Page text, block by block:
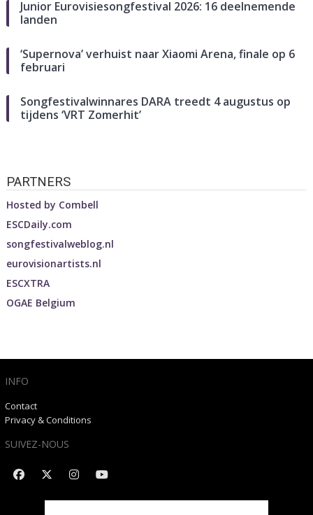
Junior Eurovisiesongfestival 2026: 16 deelnemende
landen
‘Supernova’ verhuist naar Xiaomi Arena, finale op 6
februari
Songfestivalwinnares DARA treedt 4 augustus op
tijdens ‘VRT Zomerhit’
PARTNERS
Hosted by Combell
ESCDaily.com
songfestivalweblog.nl
eurovisionartists.nl
ESCXTRA
OGAE Belgium
INFO
Contact
Privacy & Conditions
SUIVEZ-NOUS